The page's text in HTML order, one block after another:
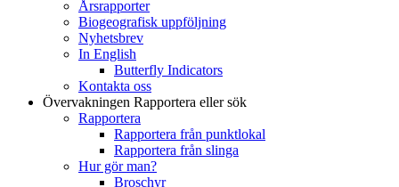
Årsrapporter
Biogeografisk uppföljning
Nyhetsbrev
In English
Butterfly Indicators
Kontakta oss
Övervakningen Rapportera eller sök
Rapportera
Rapportera från punktlokal
Rapportera från slinga
Hur gör man?
Broschyr